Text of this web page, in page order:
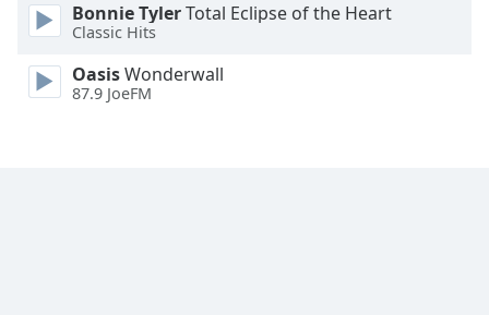
Bonnie TylerTotal Eclipse of the Heart
Classic Hits
OasisWonderwall
87.9 JoeFM